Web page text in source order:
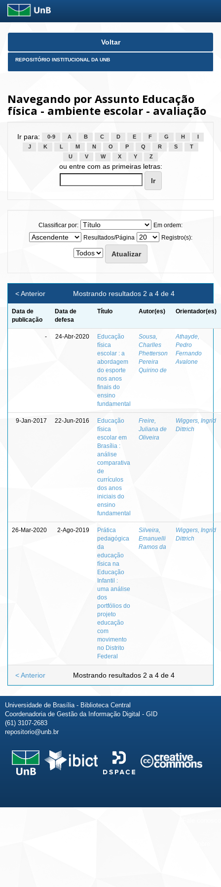
Skip
Voltar
REPOSITÓRIO INSTITUCIONAL DA UNB
Navegando por Assunto Educação
física - ambiente escolar - avaliação
Ir para: 0-9 A B C D E F G H
J
K L M N O P Q R S
T
U
V W X Y Z
ou entre com as primeiras letras:
Classificar por:
Em ordem:
Resultados/Página
Registro(s):
Mostrando resultados 2 a 4 de 4
< Anterior
Data de
publicação
Data de
defesa
Título Autor(es) Orientador(es)
- 24-Abr-2020
Educação
física
escolar : a
abordagem
do esporte
nos anos
finais do
ensino
fundamental
Sousa,
Charlles
Phetterson
Pereira
Quirino de
Athayde,
Pedro
Fernando
Avalone
9-Jan-2017 22-Jun-2016
Educação
física
escolar em
Brasília :
análise
comparativa
de
currículos
dos anos
iniciais do
ensino
fundamental
Freire,
Juliana de
Oliveira
Wiggers, Ingrid
Dittrich
26-Mar-2020 2-Ago-2019
Prática
pedagógica
da
educação
física na
Educação
Infantil :
uma análise
dos
portfólios do
projeto
educação
com
movimento
no Distrito
Federal
Silveira,
Emanuelli
Ramos da
Wiggers, Ingrid
Dittrich
Mostrando resultados 2 a 4 de 4
< Anterior
Universidade de Brasília - Biblioteca Central
Coordenadoria de Gestão da Informação Digital - GID
(61) 3107-2683
repositorio@unb.br